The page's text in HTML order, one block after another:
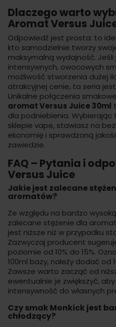
Dlaczego warto
Aromat Versus
Odpowiedź jest prosta: to
kto samodzielnie tworzy
maksymalną wydajność.
intensywnych, owocowych
możliwość stworzenia dużej
atrakcyjnej cenie, ta seria
Unikalne połączenia
aromat Versus Juice 30ml
dla podniebienia.
sklepie vape, stawiasz na
ekonomię i sprawdzoną
zawiedzie.
FAQ – Pytania i
Versus Juice
Jakie jest zalecane
aromatów?
Ze względu na bardzo
zalecane stężenie dla
jest niższe niż w przypadku
Zazwyczaj producent
poziomie od 10% do 15%.
100ml bazy, należy dodać od
Zawsze warto zacząć od
ewentualnie je zwiększyć,
intensywność do własnych
Czy smak Monkick jest
chłodzący?